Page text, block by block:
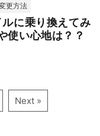
更方法
に乗り換えてみ
使い心地は？？
Next »